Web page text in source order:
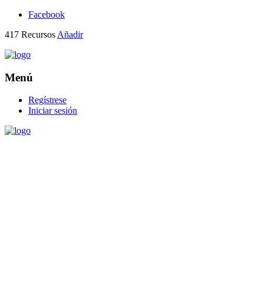
Facebook
417 Recursos Añadir
Menú
Regístrese
Iniciar sesión